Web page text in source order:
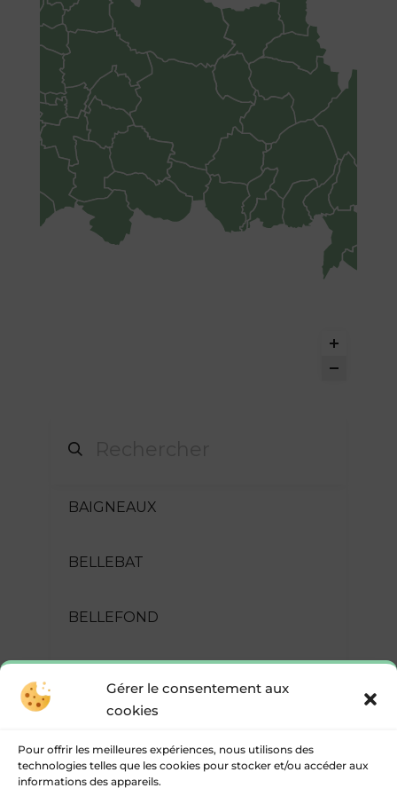
Gérer le consentement aux
cookies
Pour offrir les meilleures expériences, nous utilisons des
technologies telles que les cookies pour stocker et/ou accéder aux
informations des appareils.
BAIGNEAUX
BELLEBAT
BELLEFOND
CASTELVIEL